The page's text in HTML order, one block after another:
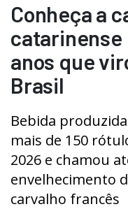
Conheça a
catarinense
anos que
Brasil
Bebida
mais de 150
2026 e chamou
envelhecimento
carvalho francês